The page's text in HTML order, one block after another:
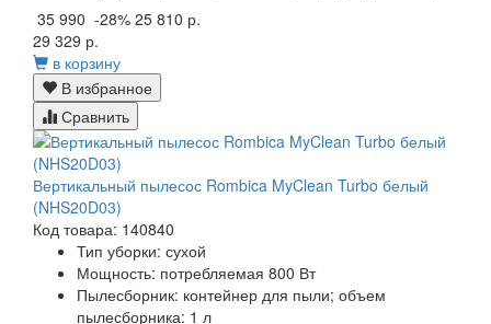
35 990 -28% 25 810 р.
29 329 р.
в корзину
В избранное
Сравнить
Вертикальный пылесос Rombica MyClean Turbo белый
(NHS20D03)
Код товара: 140840
Тип уборки: сухой
Мощность: потребляемая 800 Вт
Пылесборник: контейнер для пыли; объем
пылесборника: 1 л